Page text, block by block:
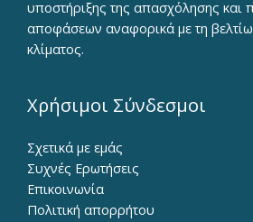
υποστήριξης της απασχόλησης και
αποφάσεων αναφορικά με τη
κλίματος.
Χρήσιμοι Σύνδεσμοι
Σχετικά με εμάς
Συχνές Ερωτήσεις
Επικοινωνία
Πολιτική απορρήτου